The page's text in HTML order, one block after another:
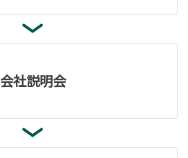
会社説明会